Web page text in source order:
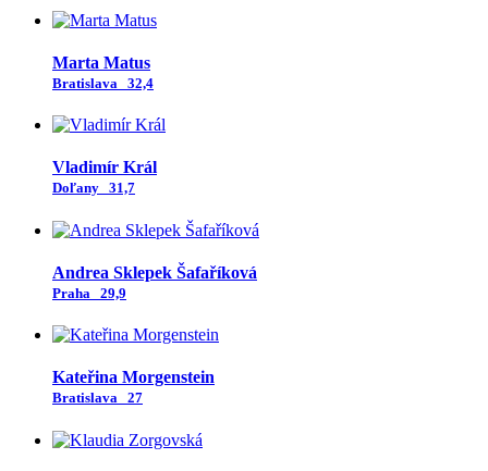
Marta Matus
Bratislava 32,4
Vladimír Král
Doľany 31,7
Andrea Sklepek Šafaříková
Praha 29,9
Kateřina Morgenstein
Bratislava 27